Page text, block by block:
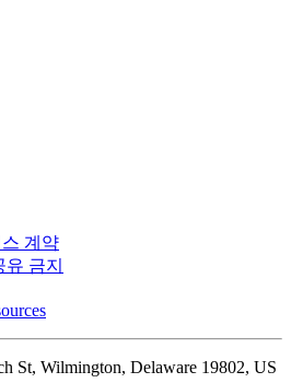
계약
금지
St, Wilmington, Delaware 19802, US